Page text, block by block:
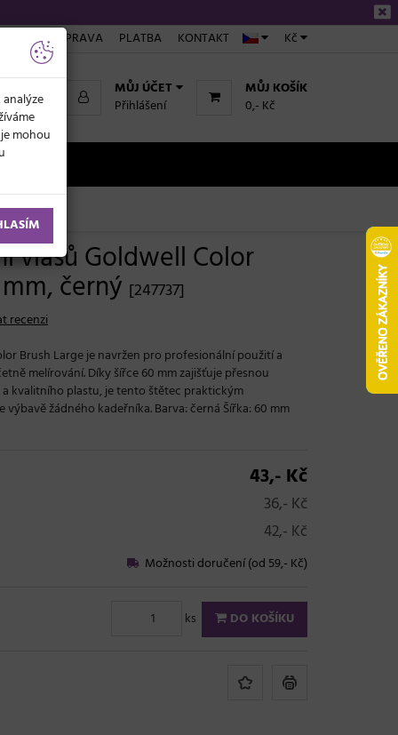
Kč
DOPRAVA PLATBA KONTAKT
MŮJ KOŠÍK
0,- Kč
MŮJ ÚČET
Přihlášení
vlasů Goldwell Color
černý [247737]
recenzi
Brush Large je navržen pro profesionální použití a
melírování. Díky šířce 60 mm zajišťuje přesnou
kvalitního plastu, je tento štětec praktickým
žádného kadeřníka. Barva: černá Šířka: 60 mm
43,- Kč
36,- Kč
42,- Kč
Možnosti doručení (od 59,- Kč)
ks DO KOŠÍKU
mohou